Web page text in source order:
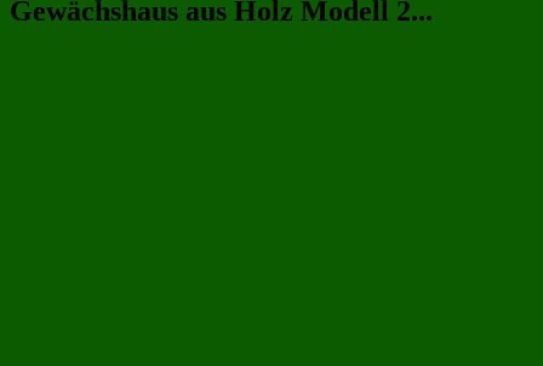
Gewächshaus aus Holz Modell 2...